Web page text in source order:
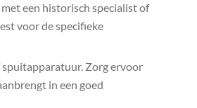
een historisch specialist of
voor de specifieke
spuitapparatuur. Zorg ervoor
in een goed